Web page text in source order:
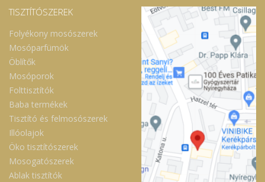
TISZTÍTÓSZEREK
Folyékony mosószerek
Mosóparfümök
Öblítők
Mosóporok
Folttisztítók
Baba termékek
Tisztító és felmosószerek
Illóolajok
Öko tisztítószerek
Mosogatószerek
Ablak tisztítók